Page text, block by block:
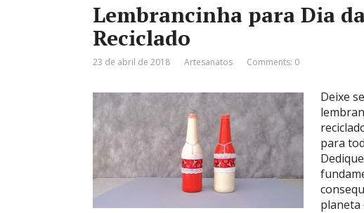
Lembrancinha para Dia
Reciclado
23 de abril de 2018 Artesanatos Comments: 0
Deixe
para
planeta